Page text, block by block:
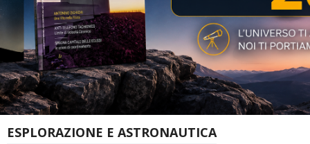
ESPLORAZIONE E ASTRONAUTICA